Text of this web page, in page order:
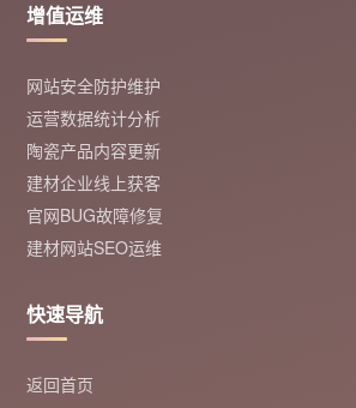
增值运维
网站安全防护维护
运营数据统计分析
陶瓷产品内容更新
建材企业线上获客
官网BUG故障修复
建材网站SEO运维
快速导航
返回首页